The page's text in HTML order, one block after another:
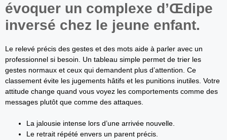
évoquer un complexe d’Œdipe
inversé chez le jeune enfant.
Le relevé précis des gestes et des mots aide à parler avec un
professionnel si besoin. Un tableau simple permet de trier les
gestes normaux et ceux qui demandent plus d’attention. Ce
classement évite les jugements hâtifs et les punitions inutiles. Votre
attitude change quand vous voyez les comportements comme des
messages plutôt que comme des attaques.
La jalousie intense lors d’une arrivée nouvelle.
Le retrait répété envers un parent précis.